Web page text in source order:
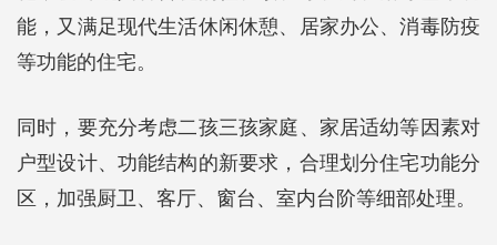
能，又满足现代生活休闲休憩、居家办公、消毒防疫
等功能的住宅。
同时，要充分考虑二孩三孩家庭、家居适幼等因素对
户型设计、功能结构的新要求，合理划分住宅功能分
区，加强厨卫、客厅、窗台、室内台阶等细部处理。